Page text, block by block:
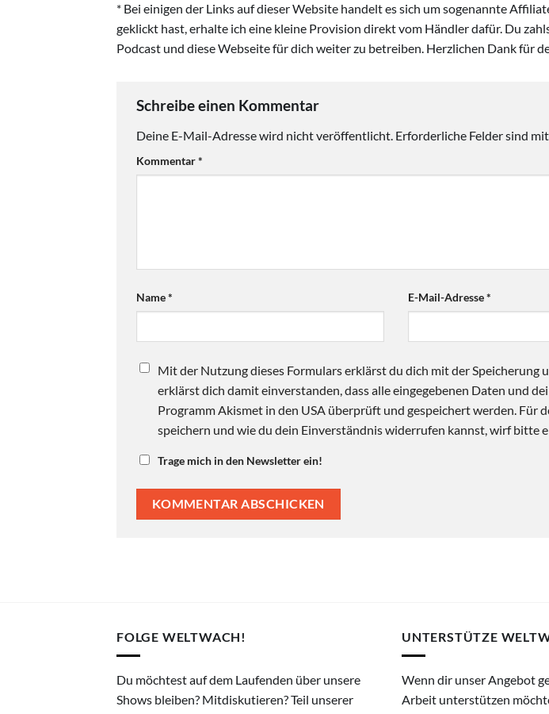
* Bei einigen der Links auf dieser Website handelt es sich um sogenannte
geklickt hast, erhalte ich eine kleine Provision direkt vom Händler dafür. Du
Podcast und diese Webseite für dich weiter zu betreiben. Herzlichen Dank für
Schreibe einen Kommentar
Deine E-Mail-Adresse wird nicht veröffentlicht. Erforderliche Felder sind mit
Kommentar*
Name* E-Mail-Adresse*
Mit der Nutzung dieses Formulars erklärst du dich mit der
erklärst dich damit einverstanden, dass alle eingegebenen Daten und
Programm Akismet in den USA überprüft und gespeichert werden.
speichern und wie du dein Einverständnis widerrufen kannst, wirf bitte
Trage mich in den Newsletter ein!
FOLGE WELTWACH!
Du möchtest auf dem Laufenden über unsere
Shows bleiben? Mitdiskutieren? Teil unserer
UNTERSTÜTZE
Wenn dir unser Angebot
Arbeit unterstützen